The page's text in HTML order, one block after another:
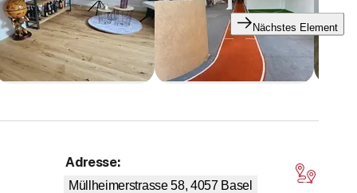
unsere anspruchsvolle Kundschaft die Qualität unserer
haben die Hepp AG zu dem gemacht was sie heute
Nächstes Element
5 Sternen
Adresse:
Müllheimerstrasse 58, 4057 Basel